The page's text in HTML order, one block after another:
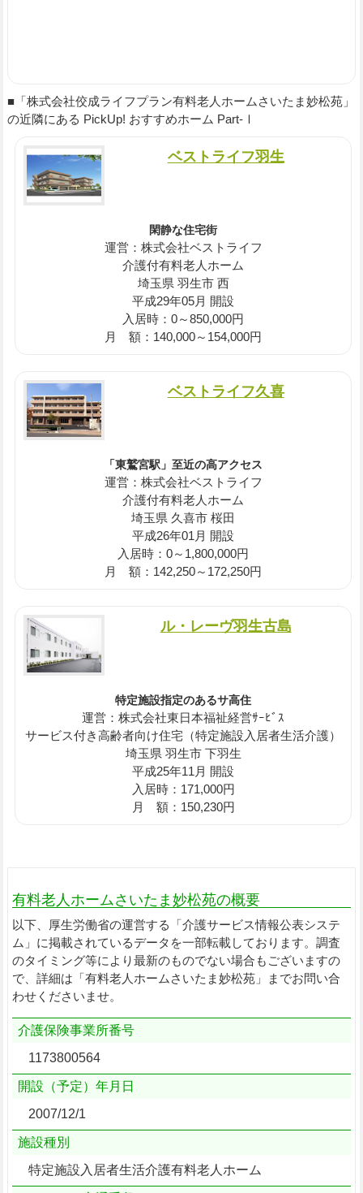
■「株式会社佼成ライフプラン有料老人ホームさいたま妙松苑」
の近隣にある PickUp! おすすめホーム Part-Ⅰ
ベストライフ羽生
閑静な住宅街
運営：株式会社ベストライフ
介護付有料老人ホーム
埼玉県 羽生市 西
平成29年05月 開設
入居時：0～850,000円
月 額：140,000～154,000円
ベストライフ久喜
「東鷲宮駅」至近の高アクセス
運営：株式会社ベストライフ
介護付有料老人ホーム
埼玉県 久喜市 桜田
平成26年01月 開設
入居時：0～1,800,000円
月 額：142,250～172,250円
ル・レーヴ羽生古島
特定施設指定のあるサ高住
運営：株式会社東日本福祉経営ｻｰﾋﾞｽ
サービス付き高齢者向け住宅（特定施設入居者生活介護）
埼玉県 羽生市 下羽生
平成25年11月 開設
入居時：171,000円
月 額：150,230円
有料老人ホームさいたま妙松苑の概要
以下、厚生労働省の運営する「介護サービス情報公表システ
ム」に掲載されているデータを一部転載しております。調査
のタイミング等により最新のものでない場合もございますの
で、詳細は「有料老人ホームさいたま妙松苑」までお問い合
わせくださいませ。
介護保険事業所番号
1173800564
開設（予定）年月日
2007/12/1
施設種別
特定施設入居者生活介護有料老人ホーム